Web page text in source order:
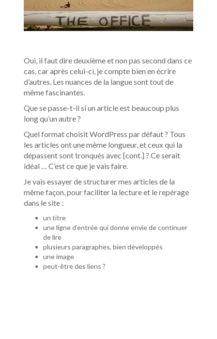
Oui, il faut dire deuxième et non pas second dans ce
cas, car après celui-ci, je compte bien en écrire
d’autres. Les nuances de la langue sont tout de
même fascinantes.
Que se passe-t-il si un article est beaucoup plus
long qu’un autre ?
Quel format choisit WordPress par défaut ? Tous
les articles ont une même longueur, et ceux qui la
dépassent sont tronqués avec [cont.] ? Ce serait
idéal … C’est ce que je vais faire.
Je vais essayer de structurer mes articles de la
même façon, pour faciliter la lecture et le repérage
dans le site :
un titre
une ligne d’entrée qui donne envie de continuer
de lire
plusieurs paragraphes, bien développés
une image
peut-être des liens ?